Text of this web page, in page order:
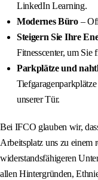
LinkedIn Learning.
Modernes Büro–
Steigern Sie Ihre
Fitnesscenter, um Sie
Parkplätze und
unserer Tür.
Bei IFCO glauben wir,
Arbeitsplatz uns zu einem
widerstandsfähigeren
allen Hintergründen,